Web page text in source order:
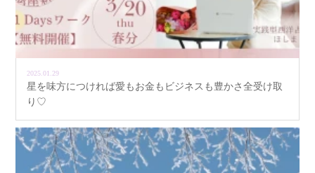
2025.01.29
星を味方につければ愛もお金もビジネスも豊かさ全受け取
り♡